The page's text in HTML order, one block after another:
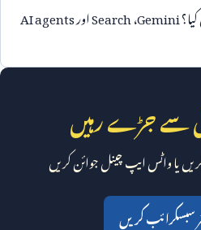
Gemini،SearchاورAI agents
سے جڑے رہیں
کریں یا واٹس ایپ چینل جوائن کریں
سبسکرائب کریں